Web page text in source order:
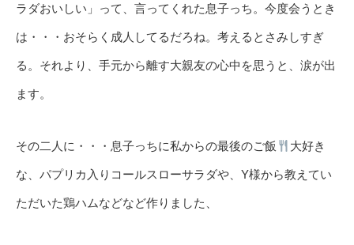
ラダおいしい」って、言ってくれた息子っち。今度会うとき
は・・・おそらく成人してるだろね。考えるとさみしすぎ
る。それより、手元から離す大親友の心中を思うと、涙が出
ます。
その二人に・・・息子っちに私からの最後のご飯 大好き
な、パプリカ入りコールスローサラダや、Y様から教えてい
ただいた鶏ハムなどなど作りました、